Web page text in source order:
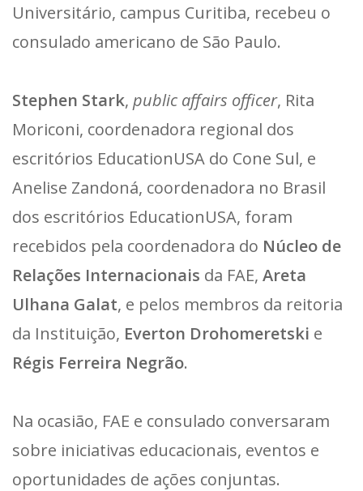
Universitário, campus Curitiba, recebeu o
consulado americano de São Paulo.
Stephen Stark, public affairs officer, Rita
Moriconi, coordenadora regional dos
escritórios EducationUSA do Cone Sul, e
Anelise Zandoná, coordenadora no Brasil
dos escritórios EducationUSA, foram
recebidos pela coordenadora do Núcleo de
Relações Internacionais da FAE, Areta
Ulhana Galat, e pelos membros da reitoria
da Instituição, Everton Drohomeretski e
Régis Ferreira Negrão.
Na ocasião, FAE e consulado conversaram
sobre iniciativas educacionais, eventos e
oportunidades de ações conjuntas.